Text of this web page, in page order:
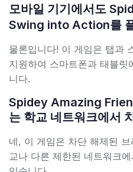
모바일 기기에서도
Swing into Action를
물론입니다! 이 게임은 탭과
지원하여 스마트폰과 태블
니다.
Spidey Amazing
는 학교 네트워크에서
네, 이 게임은 차단 해제된
교나 다른 제한된 네트워크